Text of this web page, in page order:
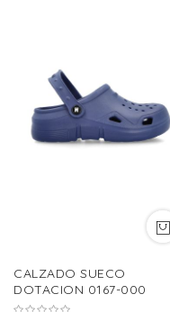
CALZADO SUECO
DOTACION 0167-000